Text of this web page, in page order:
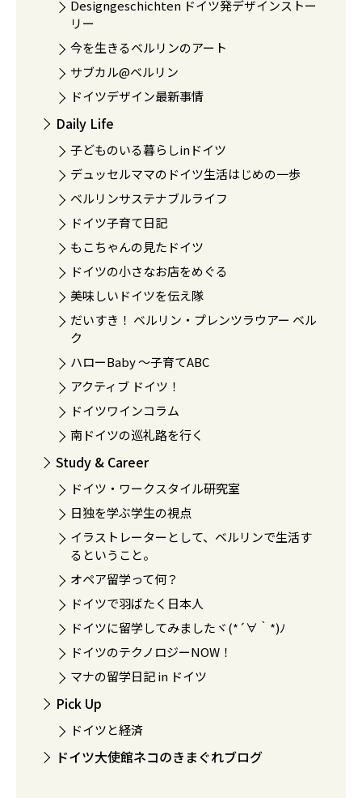
Designgeschichten ドイツ発デザインストー
リー
今を生きるベルリンのアート
サブカル@ベルリン
ドイツデザイン最新事情
Daily Life
子どものいる暮らしinドイツ
デュッセルママのドイツ生活はじめの一歩
ベルリンサステナブルライフ
ドイツ子育て日記
もこちゃんの見たドイツ
ドイツの小さなお店をめぐる
美味しいドイツを伝え隊
だいすき！ ベルリン・プレンツラウアー ベル
ク
ハローBaby 〜子育てABC
アクティブ ドイツ！
ドイツワインコラム
南ドイツの巡礼路を行く
Study & Career
ドイツ・ワークスタイル研究室
日独を学ぶ学生の視点
イラストレーターとして、ベルリンで生活す
るということ。
オペア留学って何？
ドイツで羽ばたく日本人
ドイツに留学してみましたヾ(*´∀｀*)ﾉ
ドイツのテクノロジーNOW！
マナの留学日記 in ドイツ
Pick Up
ドイツと経済
ドイツ大使館ネコのきまぐれブログ